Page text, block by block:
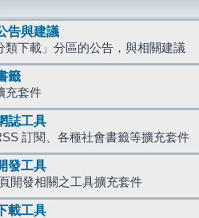
告與建議
類下載」分區的公告，與相關建議
籤
充套件
誌工具
訂閱、各種社會書籤等擴充套件
發工具
開發相關之工具擴充套件
載工具